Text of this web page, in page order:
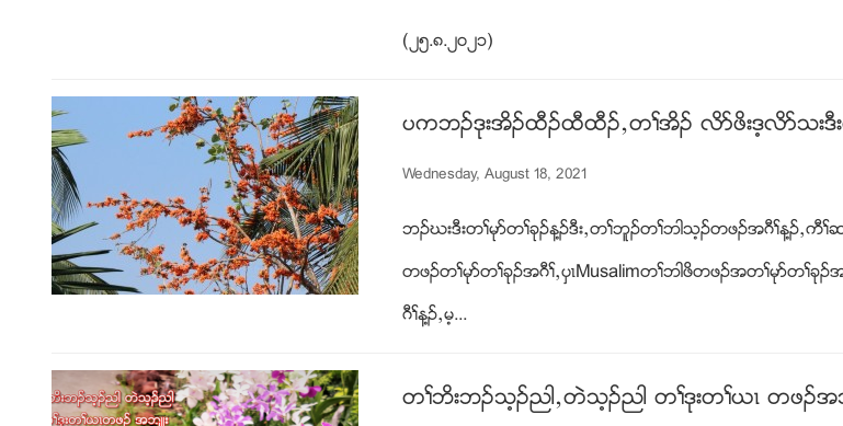
(၂၅.၈.၂၀၂၁)
ပကဘဥဒုးအိဥထီဥထီထီဥယတႈအိဥ လိဏဖိးဒ့လိဏသးဒီ
Wednesday, August 18, 2021
ဘဥဃးဒီးတႈမုဏတႈခုဥန႔ဥဒီးယတႈဘူဥတႈဘါသ့ဥတဖဥအဂီႈန႔ဥယကီ
တဖဥတႈမုဏတႈခုဥအဂီႈယပွၚMusalimတႈဘါဖိတဖဥအတႈမုဏတႈခု
ဂီႈန႔ဥယမ့...
တႈဘိးဘဥသ့ဥညါယတဲသ့ဥညါ တႈဒုးတႈဎၚ တဖဥအ